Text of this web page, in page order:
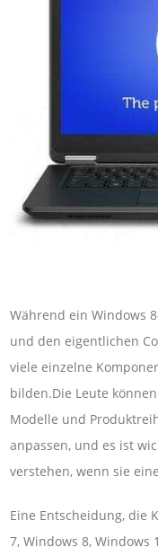
Während ein Windows
und den eigentlichen
viele einzelne
bilden.Die Leute
Modelle und
anpassen, und es ist
verstehen, wenn sie
Eine Entscheidung, die
7, Windows 8,